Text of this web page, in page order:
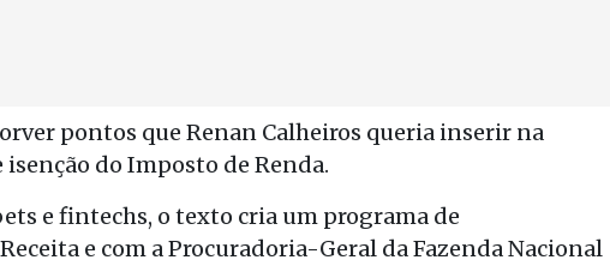
pontos que Renan Calheiros queria inserir na
do Imposto de Renda.
e fintechs, o texto cria um programa de
e com a Procuradoria-Geral da Fazenda Nacional